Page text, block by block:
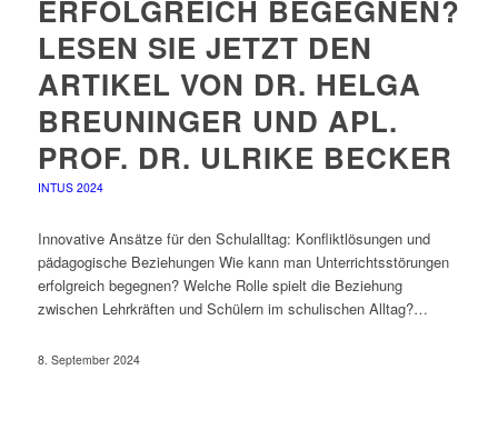
ERFOLGREICH BEGEGNEN?
LESEN SIE JETZT DEN
ARTIKEL VON DR. HELGA
BREUNINGER UND APL.
PROF. DR. ULRIKE BECKER
INTUS 2024
Innovative Ansätze für den Schulalltag: Konfliktlösungen und
pädagogische Beziehungen Wie kann man Unterrichtsstörungen
erfolgreich begegnen? Welche Rolle spielt die Beziehung
zwischen Lehrkräften und Schülern im schulischen Alltag?…
8. September 2024